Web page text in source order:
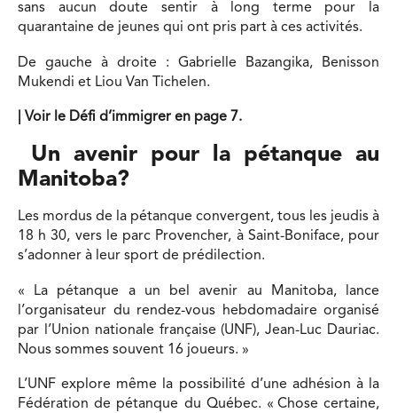
sans aucun doute sentir à long terme pour la
quarantaine de jeunes qui ont pris part à ces activités.
De gauche à droite : Gabrielle Bazangika, Benisson
Mukendi et Liou Van Tichelen.
| Voir le Défi d’immigrer en page 7.
Un avenir pour la pétanque au
Manitoba?
Les mordus de la pétanque convergent, tous les jeudis à
18 h 30, vers le parc Provencher, à Saint-Boniface, pour
s’adonner à leur sport de prédilection.
« La pétanque a un bel avenir au Manitoba, lance
l’organisateur du rendez-vous hebdomadaire organisé
par l’Union nationale française (UNF), Jean-Luc Dauriac.
Nous sommes souvent 16 joueurs. »
L’UNF explore même la possibilité d’une adhésion à la
Fédération de pétanque du Québec. « Chose certaine,